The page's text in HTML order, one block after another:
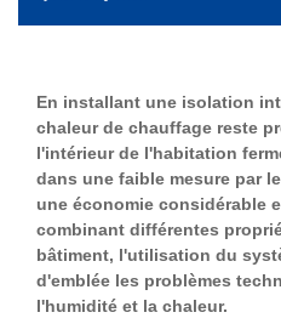
En installant une isolation
chaleur de chauffage reste
l'intérieur de l'habitation
dans une faible mesure par
une économie considérable
combinant différentes
bâtiment, l'utilisation du
d'emblée les problèmes
l'humidité et la chaleur.